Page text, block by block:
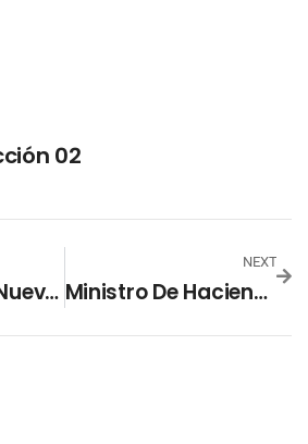
02
Diputados De Nuevas Ideas Ayuda A Salvadoreña De Escasos Recursos
NEXT
Ministro De Hacienda Agradece El Apoyo Del Banco Mundial